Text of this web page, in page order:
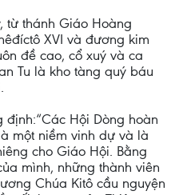
từ thánh Giáo Hoàng
XVI và đương kim
đề cao, cổ xuý và ca
Tu là kho tàng quý báu
định:“Các Hội Dòng hoàn
một niềm vinh dự và là
cho Giáo Hội. Bằng
mình, những thành viên
Chúa Kitô cầu nguyện